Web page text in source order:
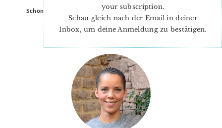
Schöne bunte Blumen…
PRIMARY
your subscription.
Schau gleich nach der Email in deiner
Inbox, um deine Anmeldung zu bestätigen.